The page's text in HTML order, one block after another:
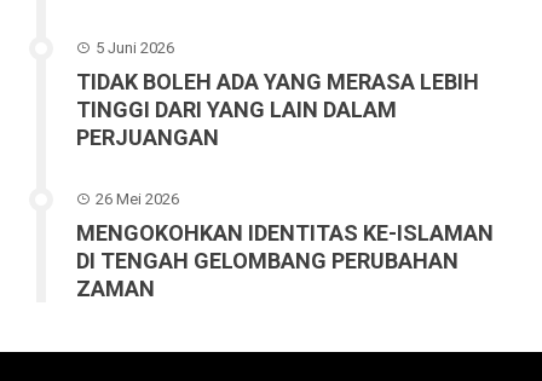
5 Juni 2026
TIDAK BOLEH ADA YANG MERASA LEBIH
TINGGI DARI YANG LAIN DALAM
PERJUANGAN
26 Mei 2026
MENGOKOHKAN IDENTITAS KE-ISLAMAN
DI TENGAH GELOMBANG PERUBAHAN
ZAMAN